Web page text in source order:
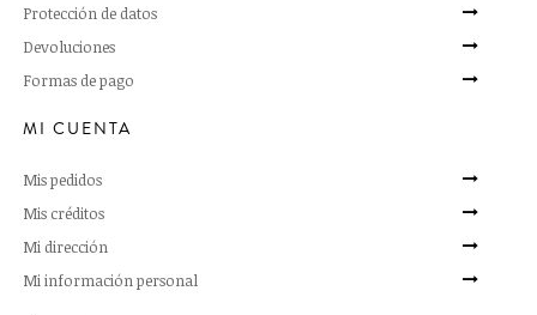
Protección de datos
Devoluciones
Formas de pago
MI CUENTA
Mis pedidos
Mis créditos
Mi dirección
Mi información personal